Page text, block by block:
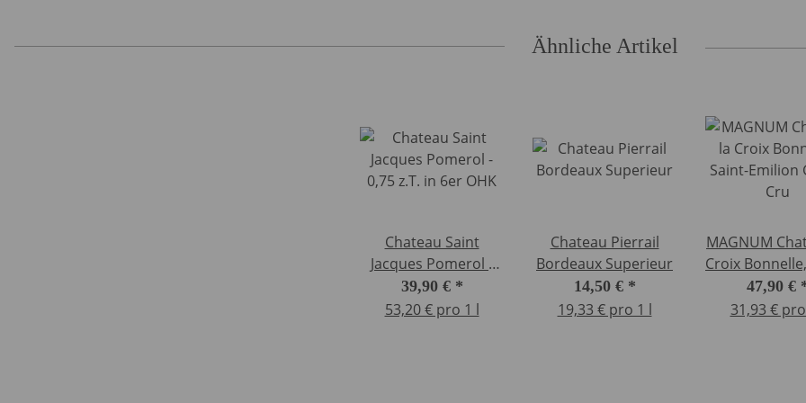
Ähnliche Artikel
Chateau Saint
Jacques Pomerol -
0,75 z.T. in 6er OHK
39,90 € *
53,20 € pro 1 l
Chateau Pierrail
Bordeaux Superieur
14,50 € *
19,33 € pro 1 l
MAGNUM
Croix Bonnelle, Saint-
Emilion47,90 €
31,93 €